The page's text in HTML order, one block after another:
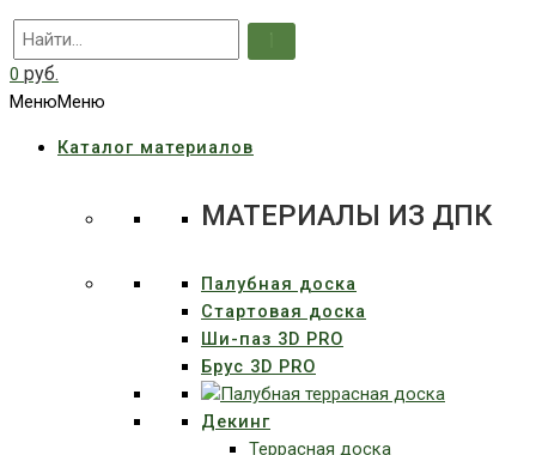
0 руб.
МенюМеню
Каталог материалов
МАТЕРИАЛЫ ИЗ ДПК
Палубная доска
Стартовая доска
Ши-паз 3D PRO
Брус 3D PRO
Декинг
Террасная доска